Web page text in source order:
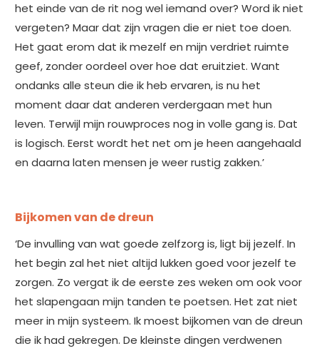
het einde van de rit nog wel iemand over? Word ik niet
vergeten? Maar dat zijn vragen die er niet toe doen.
Het gaat erom dat ik mezelf en mijn verdriet ruimte
geef, zonder oordeel over hoe dat eruitziet. Want
ondanks alle steun die ik heb ervaren, is nu het
moment daar dat anderen verdergaan met hun
leven. Terwijl mijn rouwproces nog in volle gang is. Dat
is logisch. Eerst wordt het net om je heen aangehaald
en daarna laten mensen je weer rustig zakken.’
Bijkomen van de dreun
‘De invulling van wat goede zelfzorg is, ligt bij jezelf. In
het begin zal het niet altijd lukken goed voor jezelf te
zorgen. Zo vergat ik de eerste zes weken om ook voor
het slapengaan mijn tanden te poetsen. Het zat niet
meer in mijn systeem. Ik moest bijkomen van de dreun
die ik had gekregen. De kleinste dingen verdwenen